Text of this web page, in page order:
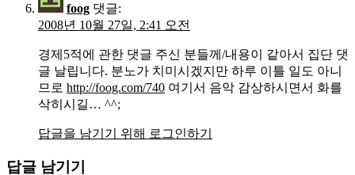
foog 댓글:
2008년 10월 27일, 2:41 오전
경제5적에 관한 댓글 주신 분들께/내용이 같아서 집단 댓
글 날립니다. 분노가 치미시겠지만 하루 이틀 일도 아니
므로 http://foog.com/740 여기서 음악 감상하시면서 화를
삭히시길… ^^;
답글을 남기기 위해 로그인하기
답글 남기기